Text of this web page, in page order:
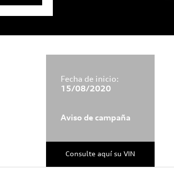
Fecha de inicio:
15/08/2020
Aviso de campaña
Consulte aquí su VIN